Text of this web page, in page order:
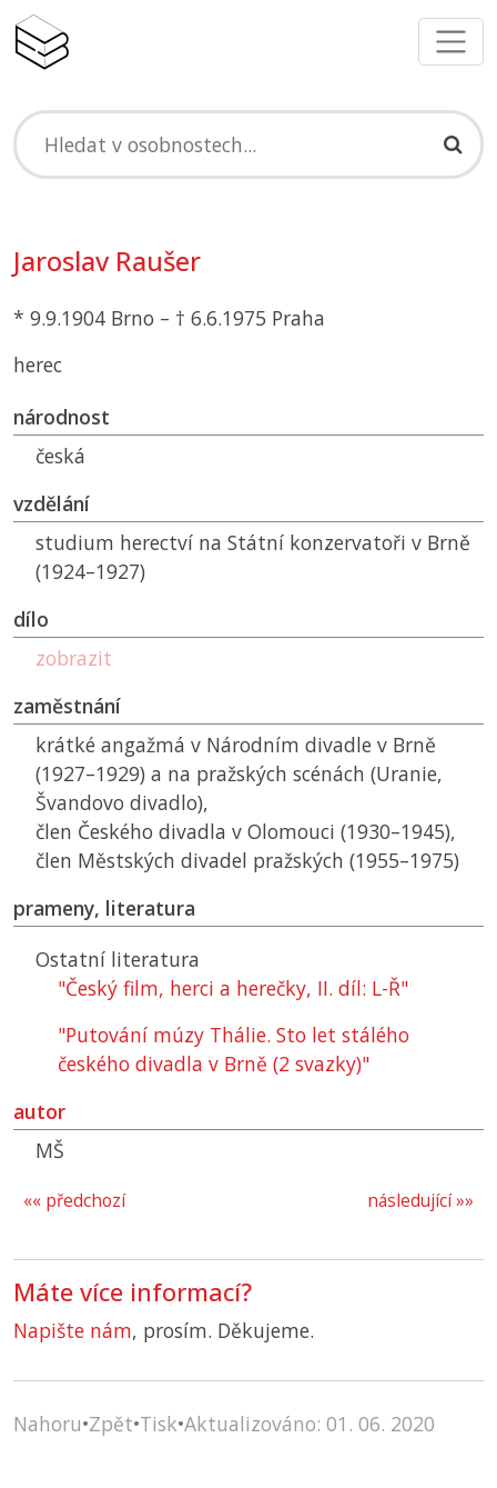
Jaroslav Raušer
* 9.9.1904 Brno – † 6.6.1975 Praha
herec
národnost
česká
vzdělání
studium herectví na Státní konzervatoři v Brně
(1924–1927)
dílo
zobrazit
zaměstnání
krátké angažmá v Národním divadle v Brně
(1927–1929) a na pražských scénách (Uranie,
Švandovo divadlo),
člen Českého divadla v Olomouci (1930–1945),
člen Městských divadel pražských (1955–1975)
prameny, literatura
Ostatní literatura
"Český film, herci a herečky, II. díl: L-Ř"
"Putování múzy Thálie. Sto let stálého
českého divadla v Brně (2 svazky)"
autor
MŠ
následující »»
«« předchozí
Máte více informací?
Napište nám, prosím. Děkujeme.
Nahoru•Zpět•Tisk•Aktualizováno: 01. 06. 2020